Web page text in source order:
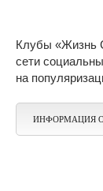
Клубы «Жизнь
cети
на
ИНФОРМАЦИЯ